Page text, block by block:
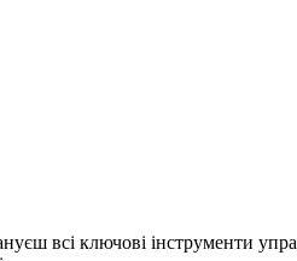
всі ключові інструменти